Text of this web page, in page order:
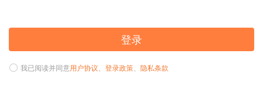
登录
我已阅读并同意用户协议、 登录政策、 隐私条款